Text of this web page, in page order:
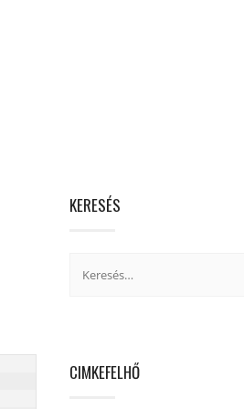
KERESÉS
CIMKEFELHŐ